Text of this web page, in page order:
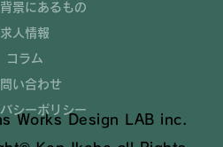
Works Design LAB inc.
景にあるもの
求人情報
コラム
い合わせ
シーポリシー